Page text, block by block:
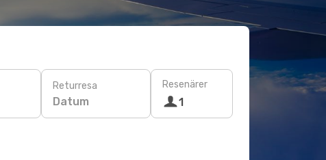
Returresa
Datum
Resenärer
1